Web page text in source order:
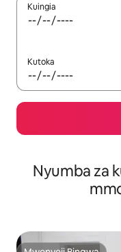
Kuingia
Kutoka
Nyumba za